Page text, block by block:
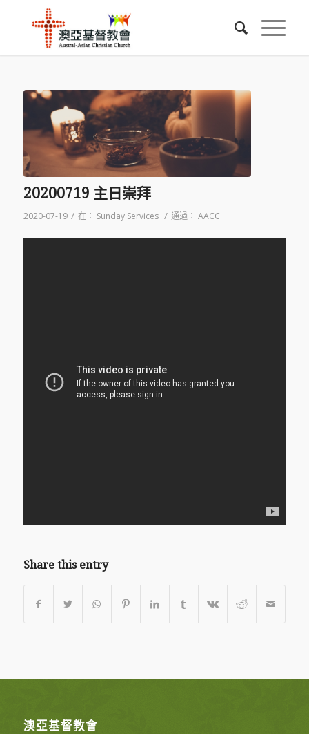
20200719 主日崇拜
2020-07-19 / 在： Sunday Services / 通過： AACC
Share this entry
澳亞基督教會